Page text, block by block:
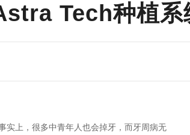
Tech种植系
实上，很多中青年人也会掉牙，而牙周病无